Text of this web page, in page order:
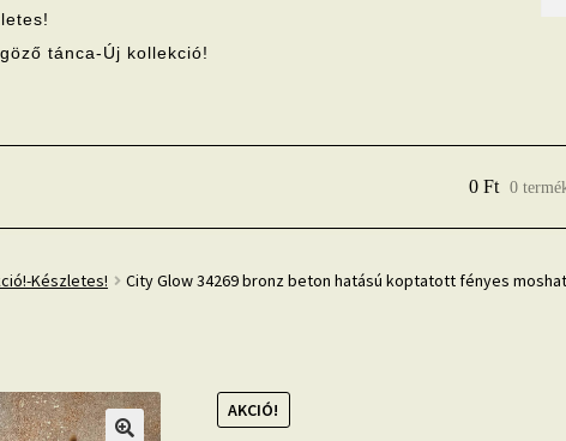
tánca-Új kollekció!
0 Ft 0
Készletes! City Glow 34269 bronz beton hatású koptatott fényes
AKCIÓ!